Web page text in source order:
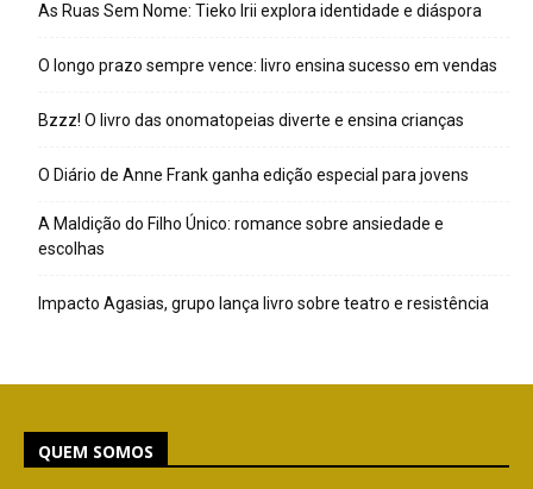
As Ruas Sem Nome: Tieko Irii explora identidade e diáspora
O longo prazo sempre vence: livro ensina sucesso em vendas
Bzzz! O livro das onomatopeias diverte e ensina crianças
O Diário de Anne Frank ganha edição especial para jovens
A Maldição do Filho Único: romance sobre ansiedade e
escolhas
Impacto Agasias, grupo lança livro sobre teatro e resistência
QUEM SOMOS